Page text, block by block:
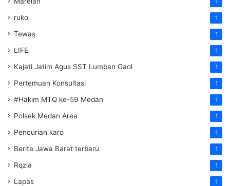
1
ruko 1
Tewas 1
LIFE 1
Kajati Jatim Agus SST Lumban Gaol 1
Pertemuan Konsultasi 1
#Hakim MTQ ke-59 Medan 1
Polsek Medan Area 1
Pencurian karo 1
Berita Jawa Barat terbaru 1
Rqzia 1
Lapas 1